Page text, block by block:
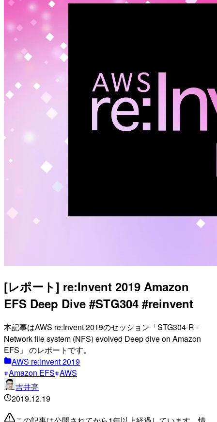
[レポート] re:Invent 2019 Amazon
EFS Deep Dive #STG304 #reinvent
本記事はAWS re:Invent 2019のセッション「STG304-R -
Network file system (NFS) evolved Deep dive on Amazon
EFS」 のレポートです。
AWS re:Invent 2019
Amazon EFS AWS
吉井亮
2019.12.19